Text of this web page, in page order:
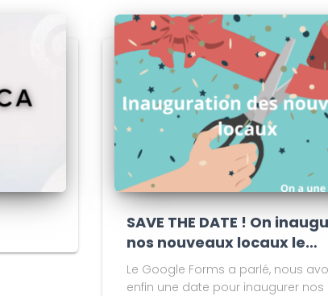
SAVE THE DATE ! On
nos nouveaux locaux le…
Le Google Forms a parlé, nous
enfin une date pour inaugurer nos